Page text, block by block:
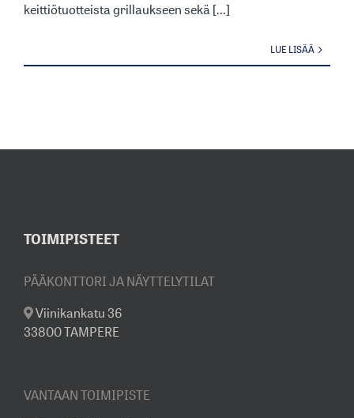
keittiötuotteista grillaukseen sekä [...]
LUE LISÄÄ
TOIMIPISTEET
PÄÄKONTTORI JA NÄYTTELYTILAT
Viinikankatu 36
33800 TAMPERE
VANTAAN TOIMIPISTE